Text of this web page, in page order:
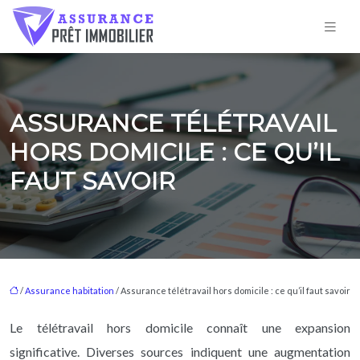
ASSURANCE TÉLÉTRAVAIL
HORS DOMICILE : CE QU’IL
FAUT SAVOIR
/Assurance habitation / Assurance télétravail hors domicile : ce qu’il faut savoir
Le télétravail hors domicile connaît une expansion
significative. Diverses sources indiquent une augmentation